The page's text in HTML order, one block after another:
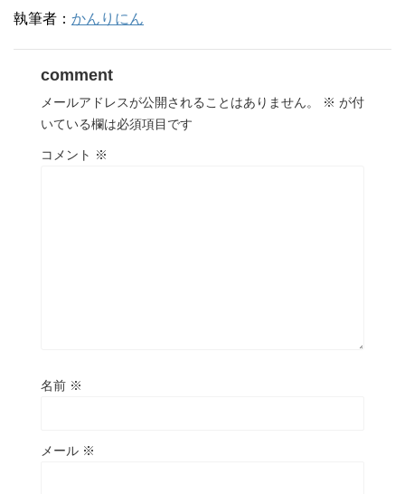
執筆者： かんりにん
comment
メールアドレスが公開されることはありません。 ※ が付
いている欄は必須項目です
コメント ※
名前 ※
メール ※